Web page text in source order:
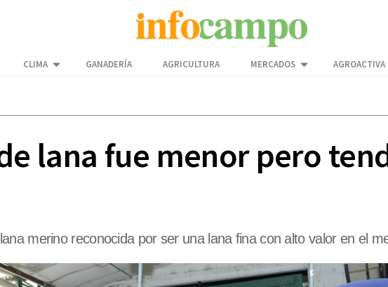
CLIMA GANADERÍA AGRICULTURA MERCADOS AGROACTIVA
lana fue menor pero
merino reconocida por ser una lana fina con alto valor en el